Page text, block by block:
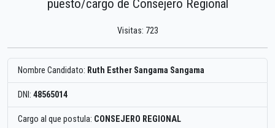
puesto/cargo de Consejero Regional
Visitas: 723
Nombre Candidato: Ruth Esther Sangama Sangama
DNI: 48565014
Cargo al que postula: CONSEJERO REGIONAL